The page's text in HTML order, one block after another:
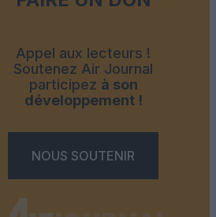
Appel aux lecteurs !
Soutenez Air Journal
participez à son
développement !
NOUS SOUTENIR